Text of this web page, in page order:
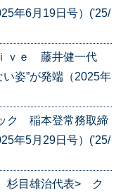
年6月19日号）('25/
ｖｅ 藤井健一代
姿”が発端（2025年
ク 稲本登常務取締
年5月29日号）('25/
杉目雄治代表> ク